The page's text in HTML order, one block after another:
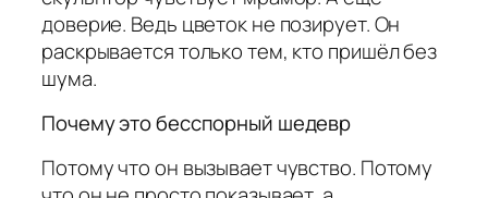
доверие. Ведь цветок не позирует. Он
раскрывается только тем, кто пришёл без
шума.
Почему это бесспорный шедевр
Потому что он вызывает чувство. Потому